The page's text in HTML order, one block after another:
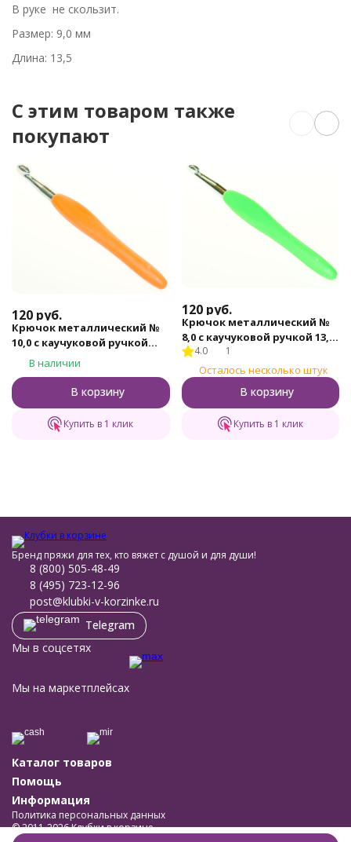
В руке не скользит.
Размер: 9,0 мм
Длина: 13,5
C этим товаром также
покупают
120 руб.
Крючок металлический №
10,0 с каучуковой ручкой
13,5 смВ наличии
В корзину
Купить в 1 клик
120 руб.
Крючок металлический №
8,0 с каучуковой ручкой 13,5
см4.0 1
Осталось несколько штук
В корзину
Купить в 1 клик
Бренд пряжи для тех, кто вяжет с душой и для души!
8 (800) 505-48-49
8 (495) 723-12-96
post@klubki-v-korzinke.ru
Telegram
Мы в соцсетях
Мы на маркетплейсах
Каталог товаров
Помощь
Информация
Политика персональных данных
© 2011-2026 Клубки в корзине